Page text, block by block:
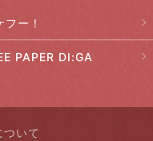
フー！
PAPER DI:GA
いて